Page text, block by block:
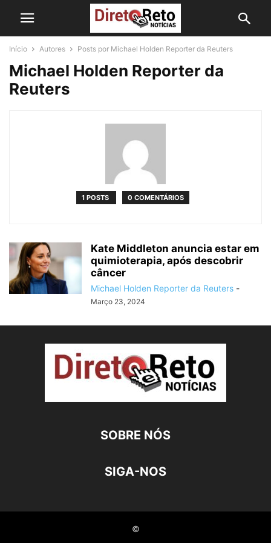
Início Autores Posts por Michael Holden Reporter da Reuters
Michael Holden Reporter da
Reuters
1 POSTS 0 COMENTÁRIOS
Kate Middleton anuncia estar em
quimioterapia, após descobrir
câncer
Michael Holden Reporter da Reuters -
Março 23, 2024
SOBRE NÓS
SIGA-NOS
©